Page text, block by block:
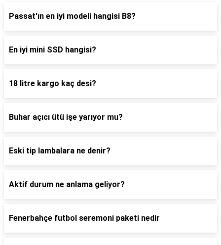
Passat'ın en iyi modeli hangisi B8?
En iyi mini SSD hangisi?
18 litre kargo kaç desi?
Buhar açıcı ütü işe yarıyor mu?
Eski tip lambalara ne denir?
Aktif durum ne anlama geliyor?
Fenerbahçe futbol seremoni paketi nedir